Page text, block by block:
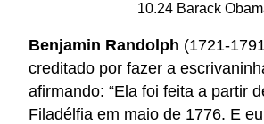
10.24 Barack
Benjamin Randolph (1721-
creditado por fazer a
afirmando: “Ela foi feita a partir
Filadélfia em maio de 1776. E